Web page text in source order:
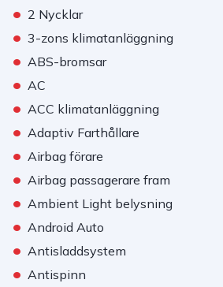
• 2 Nycklar
• 3-zons klimatanläggning
• ABS-bromsar
• AC
• ACC klimatanläggning
• Adaptiv Farthållare
• Airbag förare
• Airbag passagerare fram
• Ambient Light belysning
• Android Auto
• Antisladdsystem
• Antispinn